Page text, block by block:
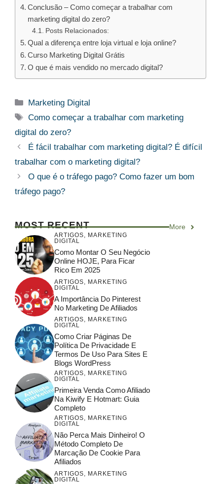
Conclusão – Como começar a trabalhar com
marketing digital do zero?
Posts Relacionados:
Qual a diferença entre loja virtual e loja online?
Curso Marketing Digital Grátis
O que é mais vendido no mercado digital?
Categorias
Marketing Digital
Tags
Como começar a trabalhar com marketing
digital do zero?
É fácil trabalhar com marketing digital? É difícil
trabalhar com o marketing digital?
O que é o tráfego pago? Como fazer um bom
tráfego pago?
MOST RECENT More
ARTIGOS, MARKETING
DIGITAL
Como Montar O Seu Negócio
Online HOJE, Para Ficar
Rico Em 2025
ARTIGOS, MARKETING
DIGITAL
A Importância Do Pinterest
No Marketing De Afiliados
ARTIGOS, MARKETING
DIGITAL
Como Criar Páginas De
Política De Privacidade E
Termos De Uso Para Sites E
Blogs WordPress
ARTIGOS, MARKETING
DIGITAL
Primeira Venda Como Afiliado
Na Kiwify E Hotmart: Guia
Completo
ARTIGOS, MARKETING
DIGITAL
Não Perca Mais Dinheiro! O
Método Completo De
Marcação De Cookie Para
Afiliados
ARTIGOS, MARKETING
DIGITAL